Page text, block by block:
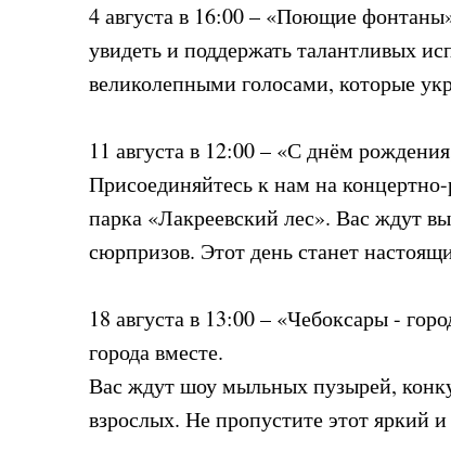
4 августа в 16:00 – «Поющие
увидеть и поддержать талантливых
великолепными голосами, которые
11 августа в 12:00 – «С днём
Присоединяйтесь к нам на
парка «Лакреевский лес». Вас ждут
сюрпризов. Этот день станет
18 августа в 13:00 – «Чебоксары -
города вместе.
Вас ждут шоу мыльных пузырей,
взрослых. Не пропустите этот яркий